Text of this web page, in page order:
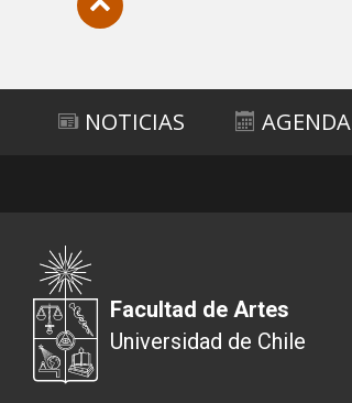
NOTICIAS AGENDA
Facultad de Artes
Universidad de Chile